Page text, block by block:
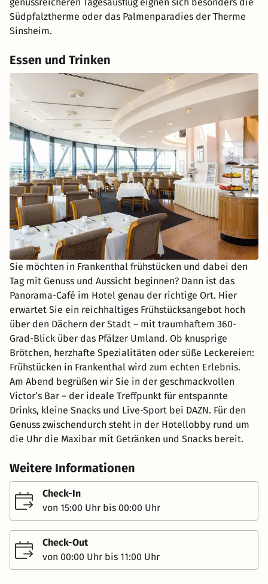
Südpfalztherme oder das Palmenparadies der Therme
Sinsheim.
Essen und Trinken
Sie möchten in Frankenthal frühstücken und dabei den
Tag mit Genuss und Aussicht beginnen? Dann ist das
Panorama-Café im Hotel genau der richtige Ort. Hier
erwartet Sie ein reichhaltiges Frühstücksangebot hoch
über den Dächern der Stadt – mit traumhaftem 360-
Grad-Blick über das Pfälzer Umland. Ob knusprige
Brötchen, herzhafte Spezialitäten oder süße Leckereien:
Frühstücken in Frankenthal wird zum echten Erlebnis.
Am Abend begrüßen wir Sie in der geschmackvollen
Victor’s Bar – der ideale Treffpunkt für entspannte
Drinks, kleine Snacks und Live-Sport bei DAZN. Für den
Genuss zwischendurch steht in der Hotellobby rund um
die Uhr die Maxibar mit Getränken und Snacks bereit.
Weitere Informationen
Check-In
von 15:00 Uhr bis 00:00 Uhr
Check-Out
von 00:00 Uhr bis 11:00 Uhr